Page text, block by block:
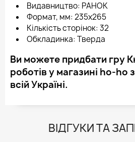
Видавництво: РАНОК
Формат, мм: 235х265
Кількість сторінок: 32
Обкладинка: Тверда
Ви можете придбати гру
роботів у магазині ho-ho
всій Україні.
ВІДГУКИ ТА